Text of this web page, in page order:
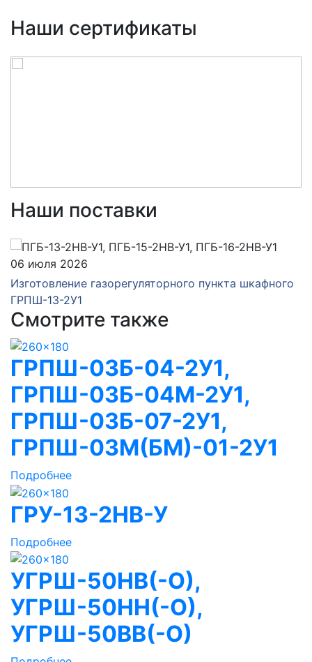
Наши сертификаты
Наши поставки
06 июля 2026
Изготовление газорегуляторного пункта шкафного
ГРПШ-13-2У1
Смотрите также
ГРПШ-03Б-04-2У1,
ГРПШ-03Б-04М-2У1,
ГРПШ-03Б-07-2У1,
ГРПШ-03М(БМ)-01-2У1
Подробнее
ГРУ-13-2НВ-У
Подробнее
УГРШ-50НВ(-О),
УГРШ-50НН(-О),
УГРШ-50ВВ(-О)